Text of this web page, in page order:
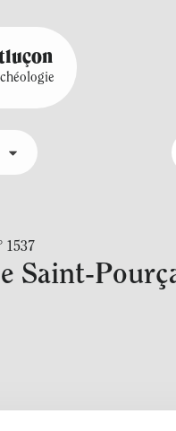
1537
Saint-